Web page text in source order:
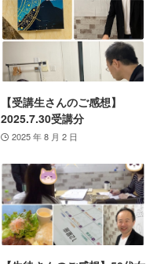
【受講生さんのご感想】
2025.7.30受講分
2025 年 8 月 2 日